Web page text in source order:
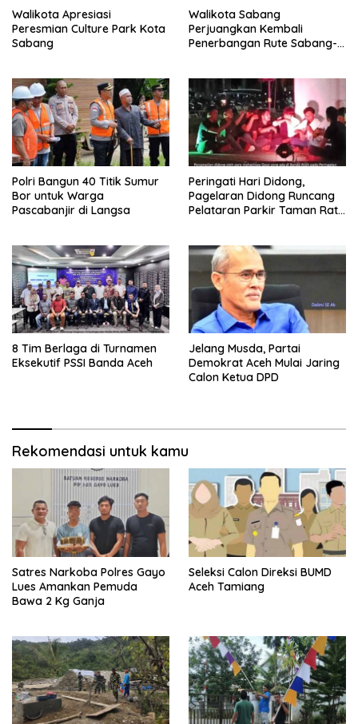
Walikota Apresiasi
Peresmian Culture Park Kota
Sabang
Walikota Sabang
Perjuangkan Kembali
Penerbangan Rute Sabang-
Polri Bangun 40 Titik Sumur
Bor untuk Warga
Pascabanjir di Langsa
Peringati Hari Didong,
Pagelaran Didong Runcang
Pelataran Parkir Taman Ratu
8 Tim Berlaga di Turnamen
Eksekutif PSSI Banda Aceh
Jelang Musda, Partai
Demokrat Aceh Mulai Jaring
Calon Ketua DPD
Rekomendasi untuk kamu
Satres Narkoba Polres Gayo
Lues Amankan Pemuda
Bawa 2 Kg Ganja
Seleksi Calon Direksi BUMD
Aceh Tamiang